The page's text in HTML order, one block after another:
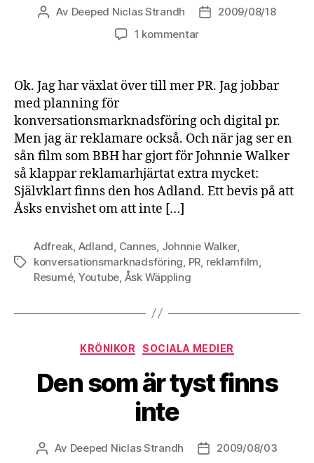
Inläggsförfattare
Av Deeped Niclas Strandh Inläggsdatum
2009/08/18
1 kommentar
Ok. Jag har växlat över till mer PR. Jag jobbar
med planning för
konversationsmarknadsföring och digital pr.
Men jag är reklamare också. Och när jag ser en
sån film som BBH har gjort för Johnnie Walker
så klappar reklamarhjärtat extra mycket:
Självklart finns den hos Adland. Ett bevis på att
Åsks envishet om att inte […]
Etiketter
Adfreak Adland Cannes Johnnie Walker,
konversationsmarknadsföring PR reklamfilm
Resumé, Youtube Åsk Wäppling
Kategorier
KRÖNIKOR SOCIALA MEDIER
Den som är tyst finns
inte
Inläggsförfattare
Av Deeped Niclas Strandh Inläggsdatum
2009/08/03